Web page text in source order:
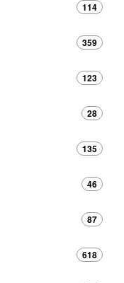
114
359
123
28
135
46
87
618